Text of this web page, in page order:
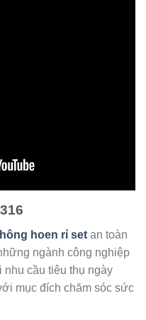
hoen rỉ set an toàn
ngành công nghiệp
cầu tiêu thụ ngày
mục đích chăm sóc sức